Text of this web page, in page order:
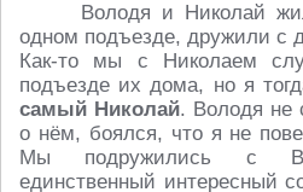
Володя и Николай
одном подъезде, дружили с
Как-то мы с Николаем
подъезде их дома, но я
самый Николай. Володя не
о нём, боялся, что я не
Мы подружились с
единственный интересный